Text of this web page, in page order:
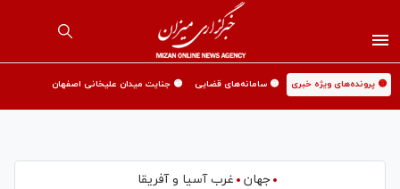
🟡 پرونده‌های ویژه خبری 🟡 سامانه‌های قضایی 🟡 جنایت میدان علیخانی اصفهان
جهان
غرب آسیا و آفریقا